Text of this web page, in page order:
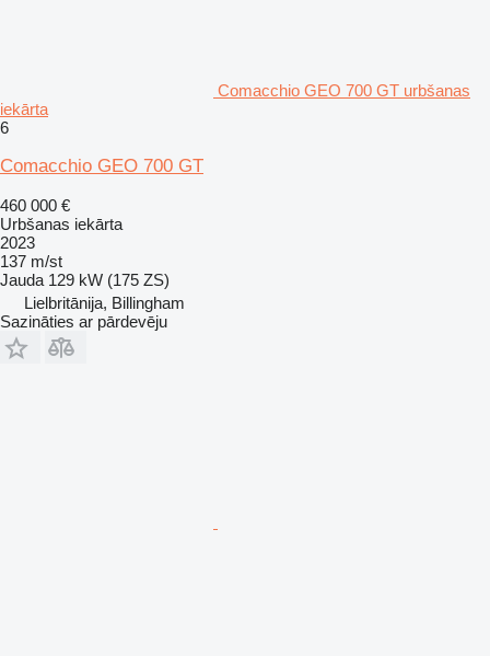
Comacchio GEO 700 GT urbšanas
iekārta
6
Comacchio GEO 700 GT
460 000 €
Urbšanas iekārta
2023
137 m/st
Jauda 129 kW (175 ZS)
Lielbritānija, Billingham
Sazināties ar pārdevēju